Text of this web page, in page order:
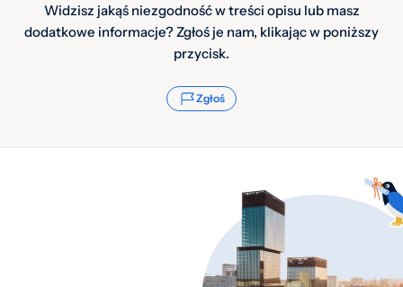
Widzisz jakąś niezgodność w treści opisu lub masz
dodatkowe informacje? Zgłoś je nam, klikając w poniższy
przycisk.
Zgłoś